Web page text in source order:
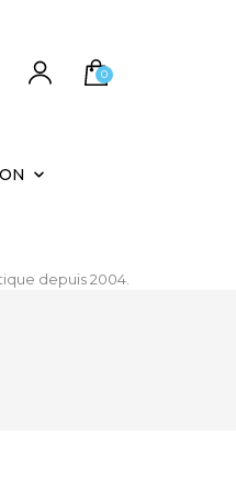
0
depuis 2004.